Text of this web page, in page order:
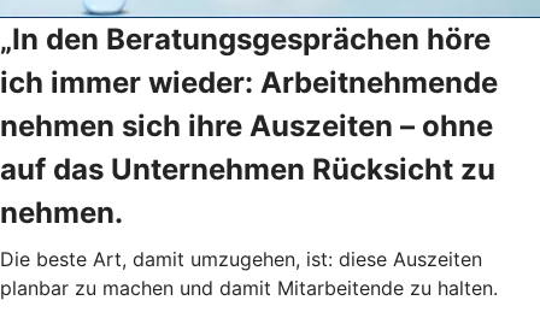
„In den Beratungsgesprächen höre
ich immer wieder: Arbeitnehmende
nehmen sich ihre Auszeiten – ohne
auf das Unternehmen Rücksicht zu
nehmen.
Die beste Art, damit umzugehen, ist: diese Auszeiten
planbar zu machen und damit Mitarbeitende zu halten.